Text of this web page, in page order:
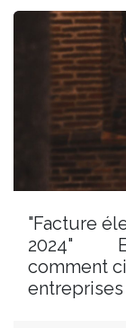
"Facture
2024"
comment